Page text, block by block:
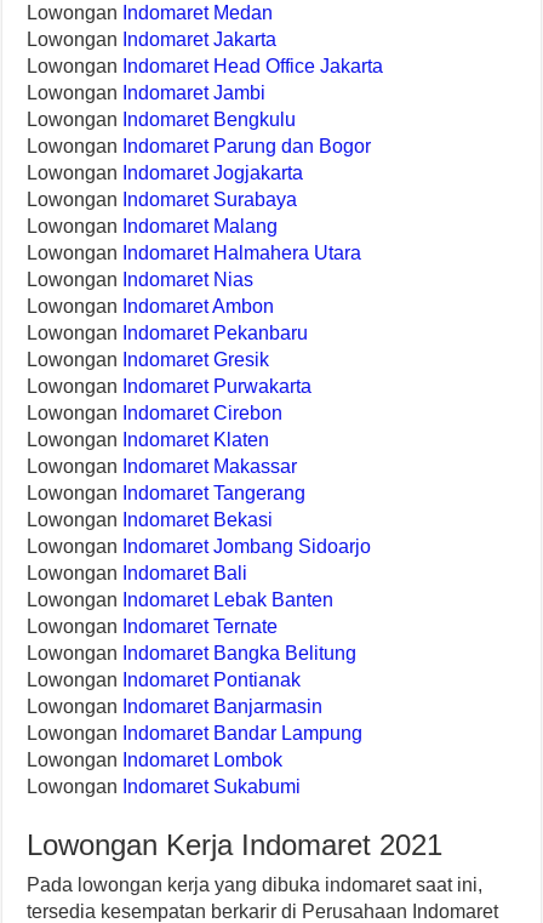
Lowongan Indomaret Medan
Lowongan Indomaret Jakarta
Lowongan Indomaret Head Office Jakarta
Lowongan Indomaret Jambi
Lowongan Indomaret Bengkulu
Lowongan Indomaret Parung dan Bogor
Lowongan Indomaret Jogjakarta
Lowongan Indomaret Surabaya
Lowongan Indomaret Malang
Lowongan Indomaret Halmahera Utara
Lowongan Indomaret Nias
Lowongan Indomaret Ambon
Lowongan Indomaret Pekanbaru
Lowongan Indomaret Gresik
Lowongan Indomaret Purwakarta
Lowongan Indomaret Cirebon
Lowongan Indomaret Klaten
Lowongan Indomaret Makassar
Lowongan Indomaret Tangerang
Lowongan Indomaret Bekasi
Lowongan Indomaret Jombang Sidoarjo
Lowongan Indomaret Bali
Lowongan Indomaret Lebak Banten
Lowongan Indomaret Ternate
Lowongan Indomaret Bangka Belitung
Lowongan Indomaret Pontianak
Lowongan Indomaret Banjarmasin
Lowongan Indomaret Bandar Lampung
Lowongan Indomaret Lombok
Lowongan Indomaret Sukabumi
Lowongan Kerja Indomaret 2021
Pada lowongan kerja yang dibuka indomaret saat ini,
tersedia kesempatan berkarir di Perusahaan Indomaret